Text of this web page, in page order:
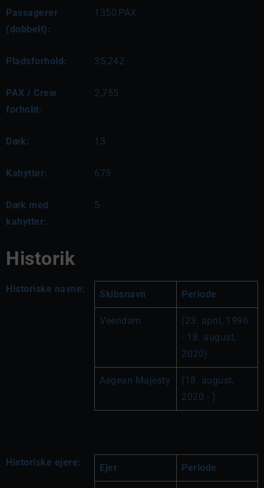
Passagerer
(dobbelt):
1350 PAX
Pladsforhold: 35,242
PAX / Crew
forhold:
2,755
Dæk: 13
Kahytter: 675
Dæk med
kahytter:
5
Historik
Historiske navne: Skibsnavn Periode
Veendam
(23. april, 1996
- 18. august,
2020)
Aegean Majesty
(18. august,
2020 - )
Historiske ejere: Ejer Periode